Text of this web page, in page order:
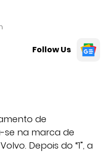
Follow Us
de
na marca de
Depois do “1”, a